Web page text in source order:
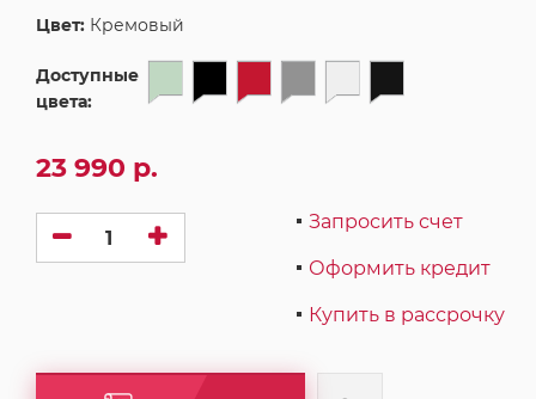
Цвет: Кремовый
Доступные
цвета:
23 990 р.
Запросить счет
Оформить кредит
Купить в рассрочку